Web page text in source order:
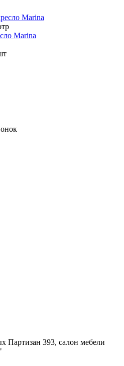
Marina
Партизан 393, салон мебели